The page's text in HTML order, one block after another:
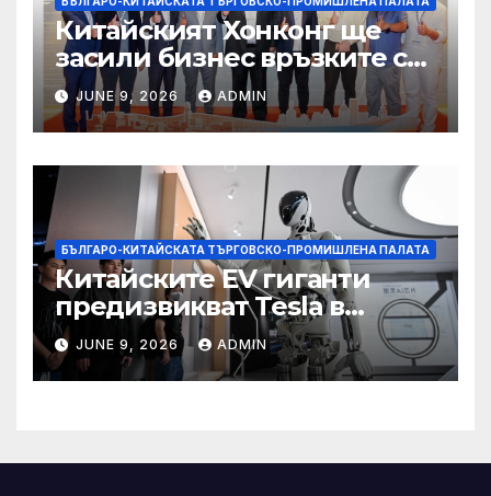
Китайският Хонконг ще
засили бизнес връзките си
със Саудитска Арабия
JUNE 9, 2026 ADMIN
БЪЛГАРО-КИТАЙСКАТА ТЪРГОВСКО-ПРОМИШЛЕНА ПАЛАТА
Китайските EV гиганти
предизвикват Tesla в
надпреварата за
комерсиализиране на
хуманоидни роботи
JUNE 9, 2026 ADMIN